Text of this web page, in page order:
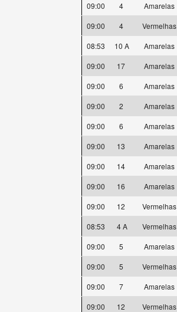
09:00
4 Amarelas
09:00
4 Vermelhas
08:53
10 A Amarelas
09:00
17 Amarelas
09:00
6 Amarelas
09:00
2 Amarelas
09:00
6 Amarelas
09:00
13 Amarelas
09:00
14 Amarelas
09:00
16 Amarelas
09:00
12 Vermelhas
08:53
4 A Vermelhas
09:00
5 Amarelas
09:00
5 Vermelhas
09:00
7 Amarelas
09:00
12 Vermelhas